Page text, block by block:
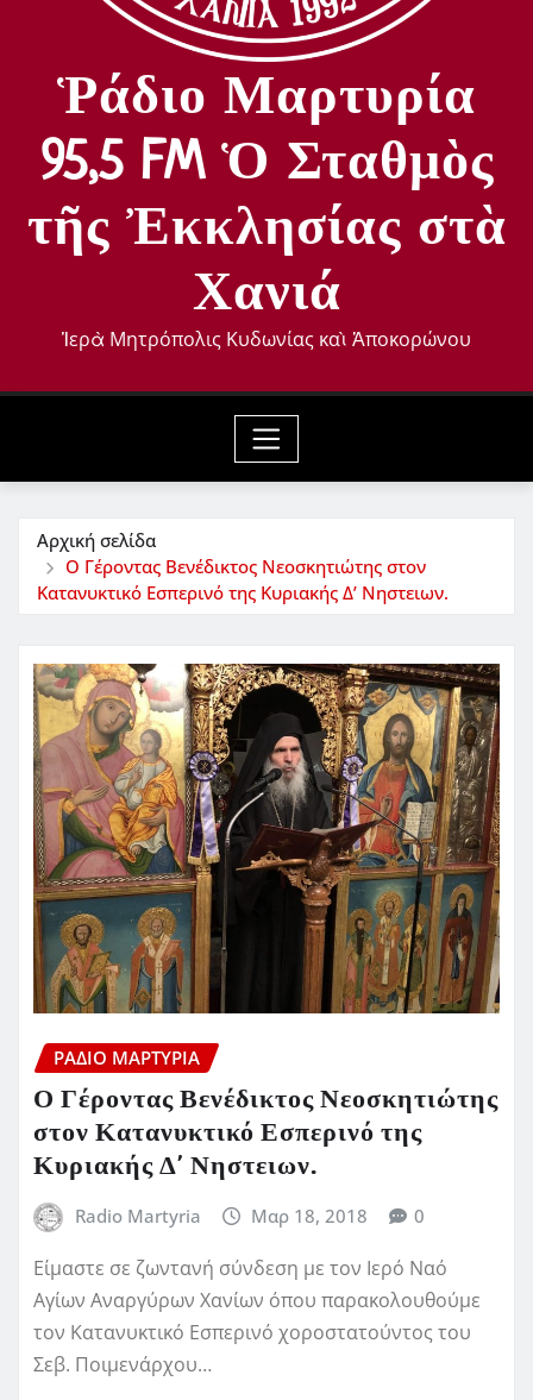
Ῥάδιο Μαρτυρία
95,5 FM Ὁ Σταθμὸς
τῆς Ἐκκλησίας στὰ
Χανιά
Ἱερὰ Μητρόπολις Κυδωνίας καὶ Ἀποκορώνου
Αρχική σελίδα
Ο Γέροντας Βενέδικτος Νεοσκητιώτης στον
Κατανυκτικό Εσπερινό της Κυριακής Δ’ Νηστειων.
ΡΆΔΙΟ ΜΑΡΤΥΡΊΑ
Ο Γέροντας Βενέδικτος Νεοσκητιώτης
στον Κατανυκτικό Εσπερινό της
Κυριακής Δ’ Νηστειων.
Radio Martyria Μαρ 18, 2018 0
Είμαστε σε ζωντανή σύνδεση με τον Ιερό Ναό
Αγίων Αναργύρων Χανίων όπου παρακολουθούμε
τον Κατανυκτικό Εσπερινό χοροστατούντος του
Σεβ. Ποιμενάρχου…